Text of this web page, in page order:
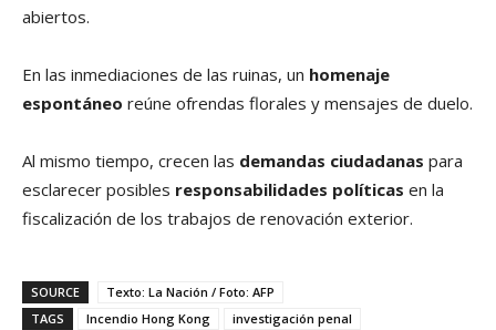
abiertos.
En las inmediaciones de las ruinas, un homenaje
espontáneo reúne ofrendas florales y mensajes de duelo.
Al mismo tiempo, crecen las demandas ciudadanas para
esclarecer posibles responsabilidades políticas en la
fiscalización de los trabajos de renovación exterior.
SOURCE
Texto: La Nación / Foto: AFP
TAGS
Incendio Hong Kong
investigación penal